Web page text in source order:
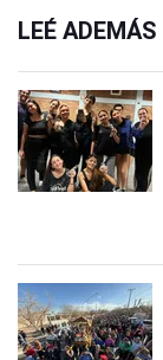
LEÉ ADEMÁS